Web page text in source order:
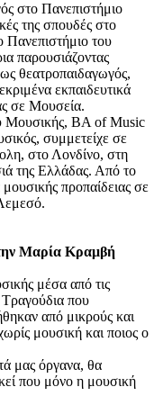
στο Πανεπιστήμιο
της σπουδές στο
του
παρουσιάζοντας
ως θεατροπαιδαγωγός,
εκπαιδευτικά
σε Μουσεία.
Μουσικής, ΒΑ of Music
συμμετείχε σε
στο Λονδίνο, στη
της Ελλάδας. Από το
προπαίδειας σε
Μαρία Κραμβή
μέσα από τις
που
από μικρούς και
μουσική και ποιος ο
μας όργανα, θα
που μόνο η μουσική